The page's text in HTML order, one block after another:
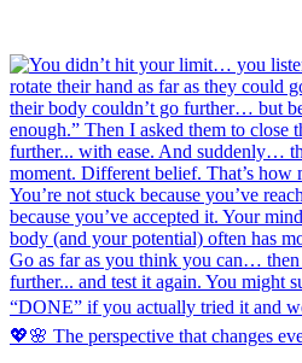
💖🌸 The perspective that changes